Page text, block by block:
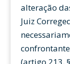
alteração
Juiz